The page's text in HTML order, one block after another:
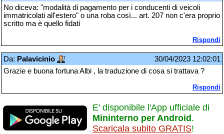
No diceva: "modalità di pagamento per i conducenti di veicoli
immatricolati all'estero" o una roba così... art. 207 non c'era proprio
scritto ma è quello fidati
Rispondi
Da: Palavicinio
30/04/2023 12:02:01
Grazie e buona fortuna Albi , la traduzione di cosa si trattava ?
Rispondi
E' disponibile l'App ufficiale di
Mininterno per Android.
Scaricala subito GRATIS!